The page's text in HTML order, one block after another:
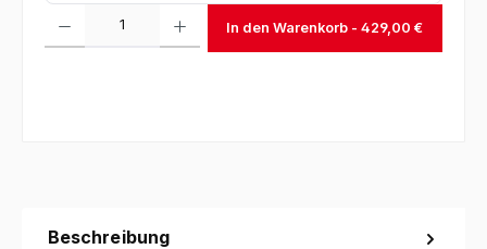
In den Warenkorb
Beschreibung